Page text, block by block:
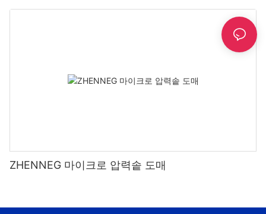
ZHENNEG 마이크로 압력솥 도매